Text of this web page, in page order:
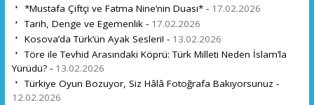
*Mustafa Çiftçi ve Fatma Nine’nin Duası* - 17.02.2026
Tarih, Denge ve Egemenlik - 17.02.2026
Kosova’da Türk’ün Ayak Sesleri! - 13.02.2026
Töre ile Tevhid Arasındaki Köprü: Türk Milleti Neden İslam’la
Yürüdü? - 13.02.2026
Türkiye Oyun Bozuyor, Siz Hâlâ Fotoğrafa Bakıyorsunuz -
12.02.2026